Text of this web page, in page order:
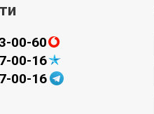
00-60
00-16
00-16